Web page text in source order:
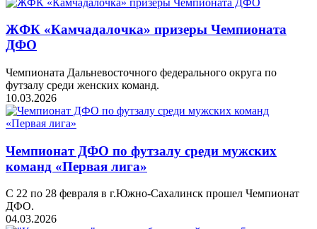
ЖФК «Камчадалочка» призеры Чемпионата
ДФО
Чемпионата Дальневосточного федерального округа по
футзалу среди женских команд.
10.03.2026
Чемпионат ДФО по футзалу среди мужских
команд «Первая лига»
С 22 по 28 февраля в г.Южно-Сахалинск прошел Чемпионат
ДФО.
04.03.2026